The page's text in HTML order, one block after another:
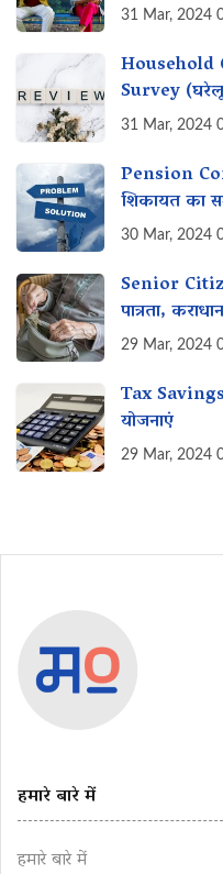
31 Mar, 2024
Household
Survey (घरेलू
31 Mar, 2024
Pension
शिकायत का
30 Mar, 2024
Senior
पात्रता,
29 Mar, 2024
Tax
योजनाएं
29 Mar, 2024
हमारे बारे में
हमारे बारे में